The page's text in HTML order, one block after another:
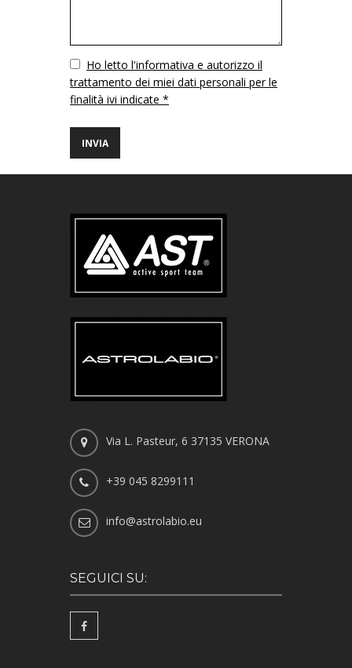
VuotoHo letto l'informativa e autorizzo il
trattamento dei miei dati personali per le
finalità ivi indicate *
Via L. Pasteur, 6 37135 VERONA
+39 045 8299111
info@astrolabio.eu
SEGUICI SU: